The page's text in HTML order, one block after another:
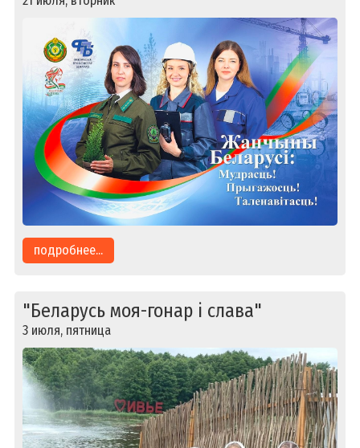
подробнее...
"Беларусь моя-гонар і слава"
3 июля, пятница